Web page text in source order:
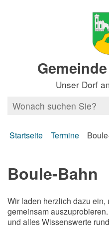
Unser Dorf
Startseite Termine
Boule-Bahn
Wir laden herzlich dazu
gemeinsam
und alles Wissenswerte